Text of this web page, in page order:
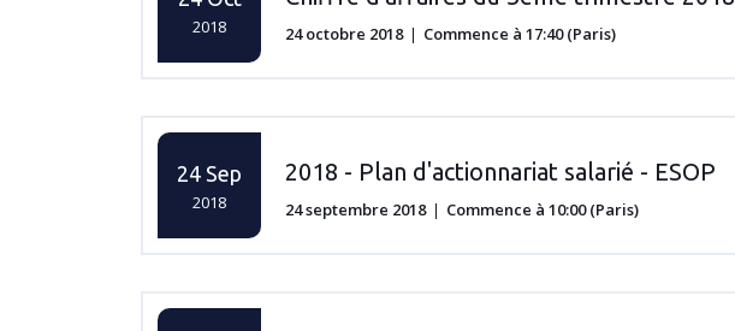
2018 24 octobre 2018 Commence à 17:40 (Paris)
24 Sep
2018
2018 - Plan d'actionnariat salarié - ESOP
24 septembre 2018 Commence à 10:00 (Paris)